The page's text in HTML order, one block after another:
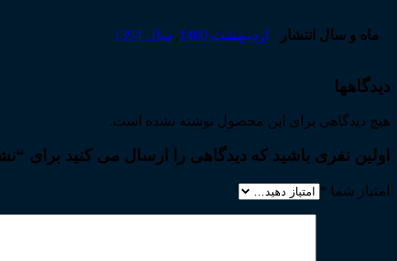
ماه و سال انتشار اردیبهشت 1400 , سال 1394
دیدگاهها
هیچ دیدگاهی برای این محصول نوشته نشده است.
اولین نفری باشید که دیدگاهی را ارسال می کنید برای “نشست نقد رأی ۱۵ ـ جعل، استفاده از
امتیاز شما *